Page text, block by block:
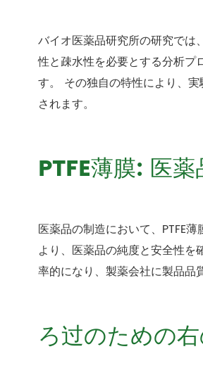
バイオ医薬品研究所の研究では
性と疎水性を必要とする分析プ
す。 その独自の特性により、
されます。
PTFE薄膜: 医
医薬品の制造において、PTFE
より、医薬品の純度と安全性
率的になり、製薬会社に製品品
ろ过のための